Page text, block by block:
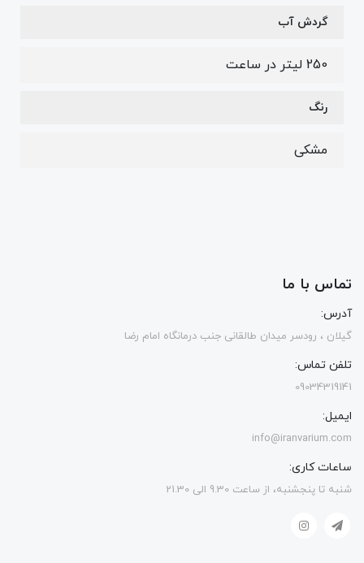
گردش آب
250 لیتر در ساعت
رنگ
مشکی
تماس با ما
آدرس:
گیلان ، رودسر میدان طالقانی جنب درمانگاه امام رضا
تلفن تماس:
09034319141
ایمیل:
info@iranvarium.com
ساعات کاری:
شنبه تا پنجشنبه، از ساعت 9.30 الی 21.30